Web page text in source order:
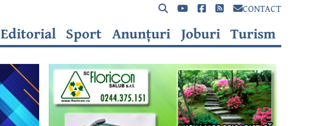
CONTACT
Editorial Sport Anunțuri Joburi Turism